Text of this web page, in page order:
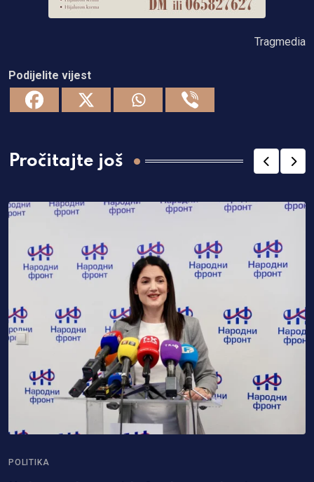
Tragmedia
Podijelite vijest
Pročitajte još
POLITIKA